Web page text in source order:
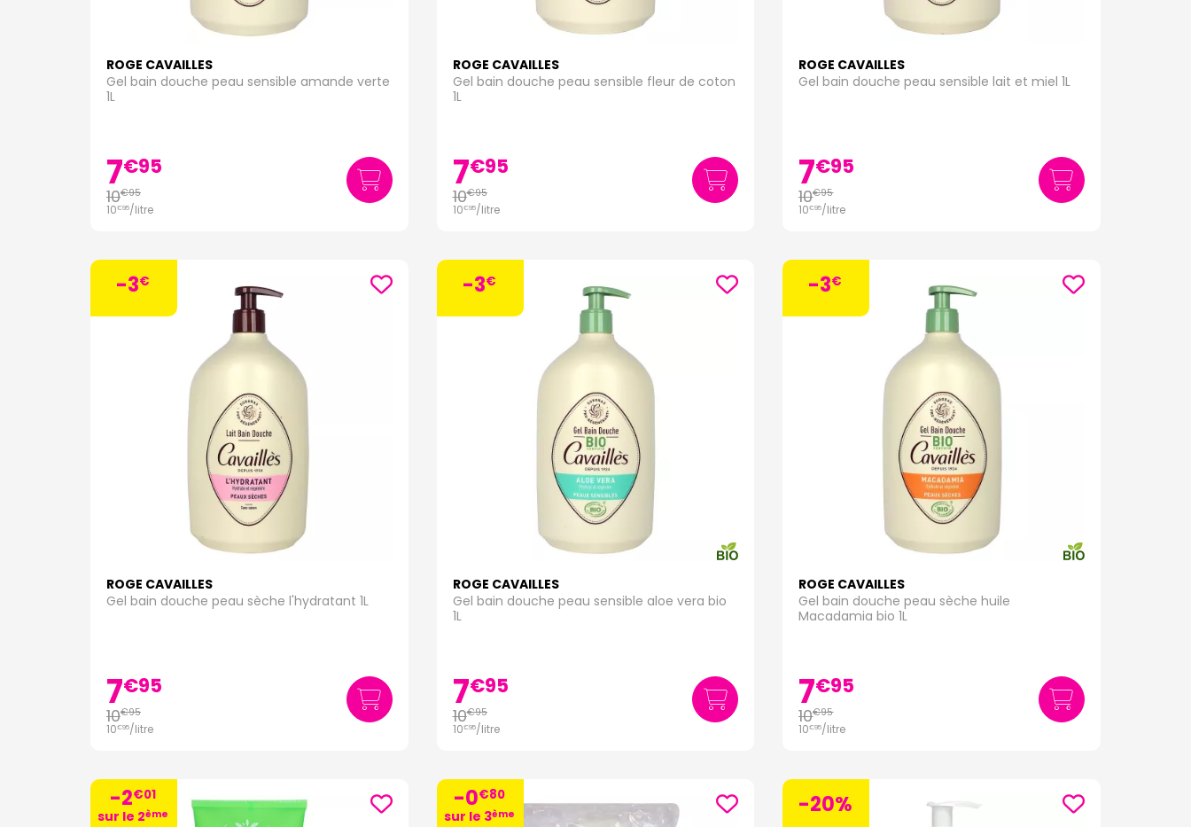
ROGE CAVAILLES
Gel bain douche peau sensible amande verte
1L
7€95
10€95
10€95/litre
ROGE CAVAILLES
Gel bain douche peau sensible fleur de coton
1L
7€95
10€95
10€95/litre
ROGE CAVAILLES
Gel bain douche peau sensible lait et miel 1L
7€95
10€95
10€95/litre
-3€
ROGE CAVAILLES
Gel bain douche peau sèche l'hydratant 1L
7€95
10€95
10€95/litre
-3€
ROGE CAVAILLES
Gel bain douche peau sensible aloe vera bio
1L
7€95
10€95
10€95/litre
-3€
ROGE CAVAILLES
Gel bain douche peau sèche huile
Macadamia bio 1L
7€95
10€95
10€95/litre
-2€01
sur le 2ème
-0€80
sur le 3ème -20%